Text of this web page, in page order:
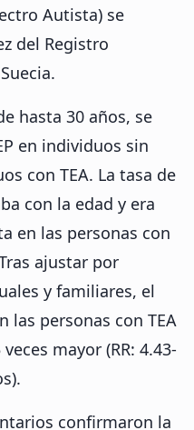
Autista) se
del Registro
hasta 30 años, se
en individuos sin
con TEA. La tasa de
con la edad y era
en las personas con
ajustar por
y familiares, el
las personas con TEA
mayor (RR: 4.43-
confirmaron la